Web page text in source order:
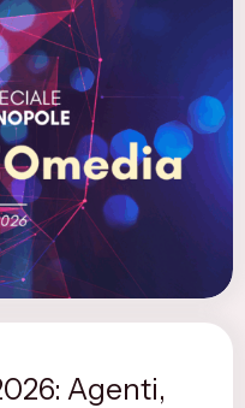
Agenti,